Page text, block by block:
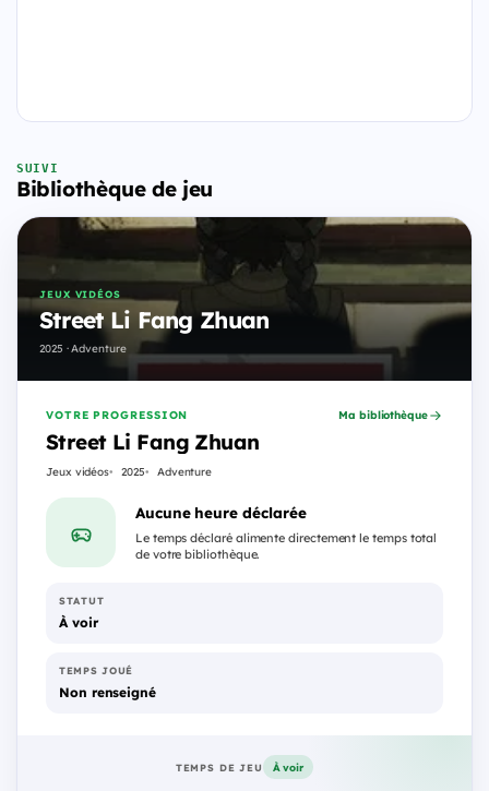
SUIVI
Bibliothèque de jeu
JEUX VIDÉOS
Street Li Fang Zhuan
2025 · Adventure
VOTRE PROGRESSION
Street Li Fang Zhuan
Jeux vidéos 2025 Adventure
Ma bibliothèque
Aucune heure déclarée
Le temps déclaré alimente directement le temps total
de votre bibliothèque.
STATUT
À voir
TEMPS JOUÉ
Non renseigné
TEMPS DE JEU À voir